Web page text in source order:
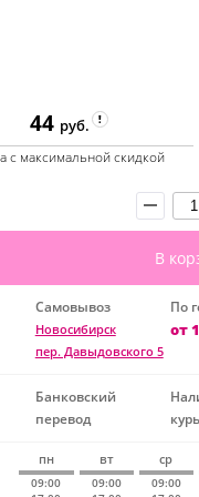
44 руб.
с максимальной скидкой
В
Самовывоз
Новосибирск
пер. Давыдовского 5
По
от
Банковский
перевод
пн вт ср
09:00
09:00
09:00